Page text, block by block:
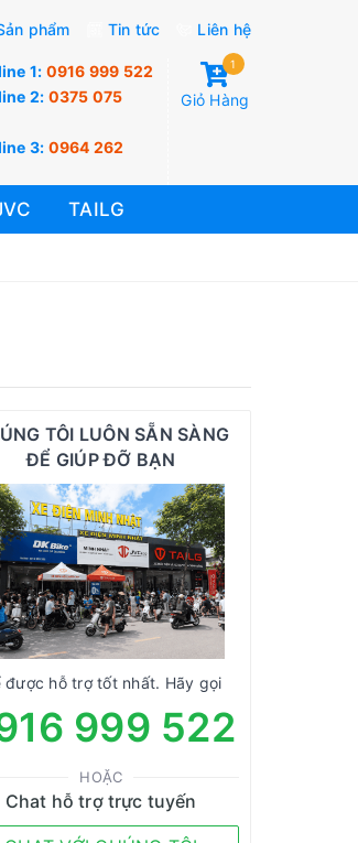
phẩm Tin tức Liên hệ
1: 0916 999 522
2: 0375 075
3: 0964 262
1
Giỏ Hàng
TAILG
TÔI LUÔN SẴN SÀNG
ĐỂ GIÚP ĐỠ BẠN
được hỗ trợ tốt nhất. Hãy gọi
999 522
HOẶC
Chat hỗ trợ trực tuyến